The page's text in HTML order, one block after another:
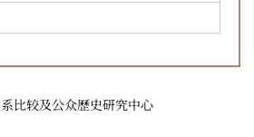
比较及公众歷史研究中心